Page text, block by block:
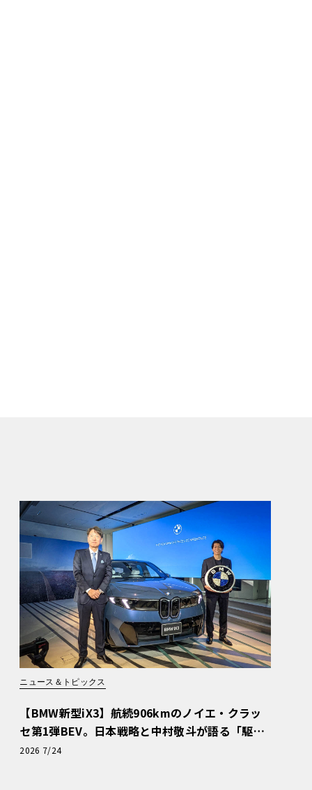
ニュース＆トピックス
【BMW新型iX3】航続906kmのノイエ・クラッ
セ第1弾BEV。日本戦略と中村敬斗が語る「駆け
ぬける歓び」
2026 7/24